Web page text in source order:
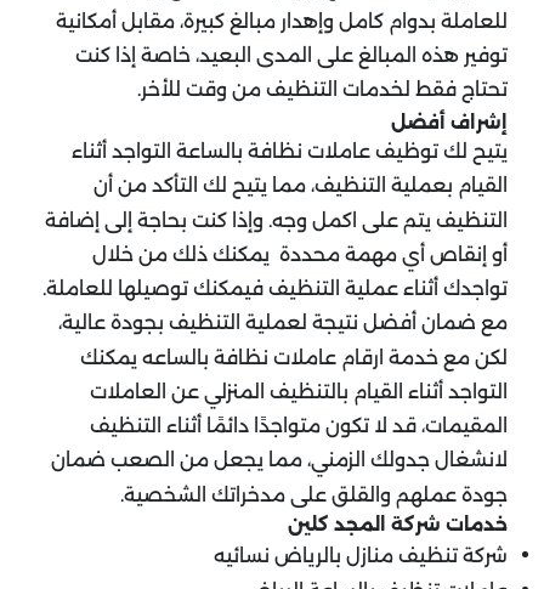
للعاملة بدوام كامل وإهدار مبالغ كبيرة، مقابل أمكانية
توفير هذه المبالغ على المدى البعيد، خاصة إذا كنت
تحتاج فقط لخدمات التنظيف من وقت للأخر.
إشراف أفضل
يتيح لك توظيف عاملات نظافة بالساعة التواجد أثناء
القيام بعملية التنظيف، مما يتيح لك التأكد من أن
التنظيف يتم على اكمل وجه. وإذا كنت بحاجة إلى إضافة
أو إنقاص أي مهمة محددة يمكنك ذلك من خلال
تواجدك أثناء عملية التنظيف فيمكنك توصيلها للعاملة.
مع ضمان أفضل نتيجة لعملية التنظيف بجودة عالية،
لكن مع خدمة ارقام عاملات نظافة بالساعه يمكنك
التواجد أثناء القيام بالتنظيف المنزلي عن العاملات
المقيمات، قد لا تكون متواجدًا دائمًا أثناء التنظيف
لانشغال جدولك الزمني، مما يجعل من الصعب ضمان
جودة عملهم والقلق على مدخراتك الشخصية.
خدمات شركة المجد كلين
شركة تنظيف منازل بالرياض نسائيه